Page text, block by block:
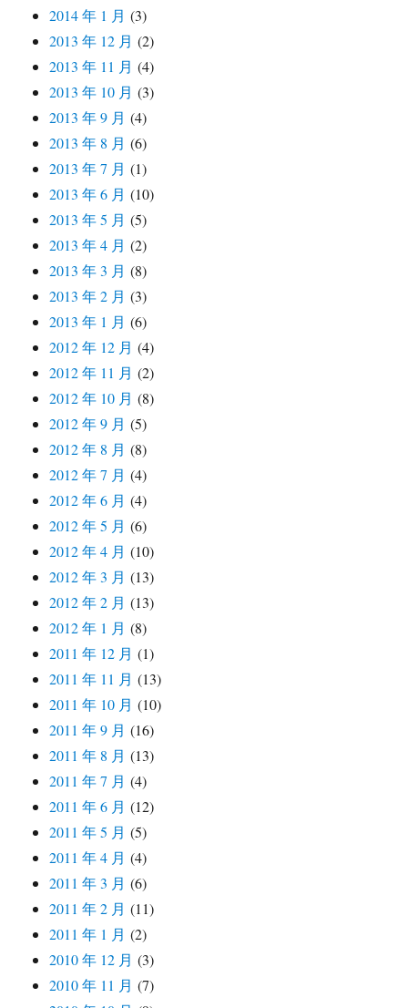
2014 年 1 月 (3)
2013 年 12 月 (2)
2013 年 11 月 (4)
2013 年 10 月 (3)
2013 年 9 月 (4)
2013 年 8 月 (6)
2013 年 7 月 (1)
2013 年 6 月 (10)
2013 年 5 月 (5)
2013 年 4 月 (2)
2013 年 3 月 (8)
2013 年 2 月 (3)
2013 年 1 月 (6)
2012 年 12 月 (4)
2012 年 11 月 (2)
2012 年 10 月 (8)
2012 年 9 月 (5)
2012 年 8 月 (8)
2012 年 7 月 (4)
2012 年 6 月 (4)
2012 年 5 月 (6)
2012 年 4 月 (10)
2012 年 3 月 (13)
2012 年 2 月 (13)
2012 年 1 月 (8)
2011 年 12 月 (1)
2011 年 11 月 (13)
2011 年 10 月 (10)
2011 年 9 月 (16)
2011 年 8 月 (13)
2011 年 7 月 (4)
2011 年 6 月 (12)
2011 年 5 月 (5)
2011 年 4 月 (4)
2011 年 3 月 (6)
2011 年 2 月 (11)
2011 年 1 月 (2)
2010 年 12 月 (3)
2010 年 11 月 (7)